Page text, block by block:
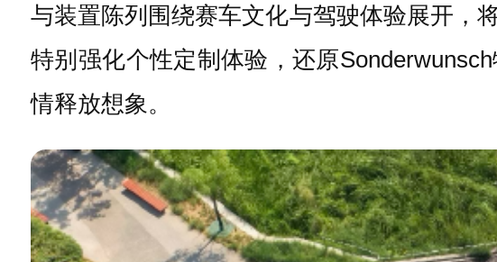
与装置陈列围绕赛车文化与驾驶体验展开，
特别强化个性定制体验，还原
情释放想象。